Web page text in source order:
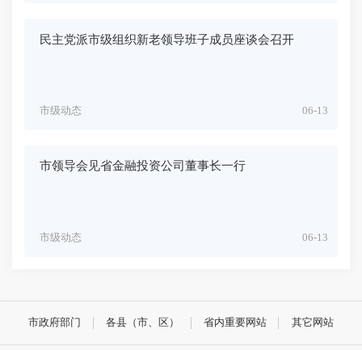
民主党派市级组织新老领导班子成员座谈会召开
06-13
市级动态
市领导会见省金融投资公司董事长一行
06-13
市级动态
市政府部门 各县（市、区） 省内重要网站 其它网站